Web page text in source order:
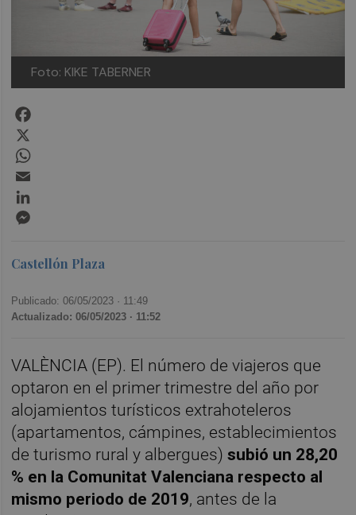
Foto: KIKE TABERNER
Castellón Plaza
Publicado: 06/05/2023 · 11:49
Actualizado: 06/05/2023 · 11:52
VALÈNCIA (EP). El número de viajeros que
optaron en el primer trimestre del año por
alojamientos turísticos extrahoteleros
(apartamentos, cámpines, establecimientos
de turismo rural y albergues)subió un 28,20
% en la Comunitat Valenciana respecto al
mismo periodo de 2019, antes de la